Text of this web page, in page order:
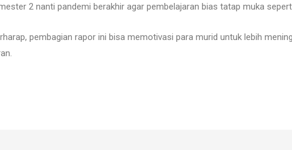
2 nanti pandemi berakhir agar pembelajaran bias tatap muka seperti
pembagian rapor ini bisa memotivasi para murid untuk lebih